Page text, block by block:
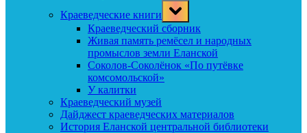
Краеведческие книги
Toggle
sub-
menu
Краеведческий сборник
Живая память ремёсел и народных
промыслов земли Еланской
Соколов-Соколёнок «По путёвке
комсомольской»
У калитки
Краеведческий музей
Дайджест краеведческих материалов
История Еланской центральной библиотеки